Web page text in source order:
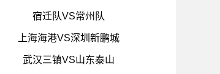
宿迁队VS常州队
上海海港VS深圳新鹏城
武汉三镇VS山东泰山